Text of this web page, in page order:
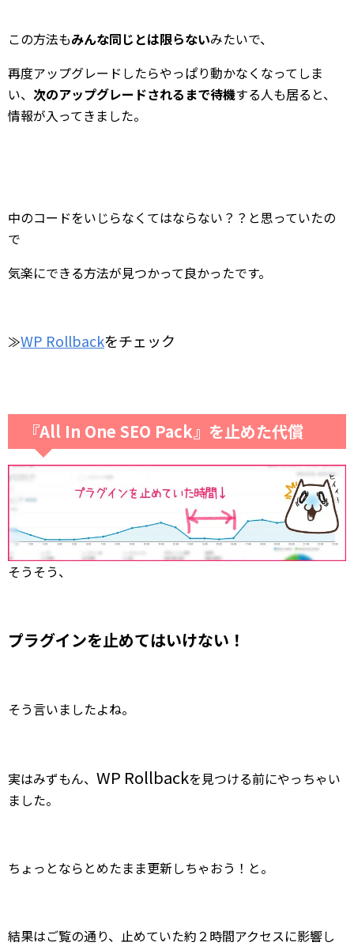
この方法もみんな同じとは限らないみたいで、
再度アップグレードしたらやっぱり動かなくなってしま
い、 次のアップグレードされるまで待機する人も居ると、
情報が入ってきました。
中のコードをいじらなくてはならない？？と思っていたの
で
気楽にできる方法が見つかって良かったです。
≫WP Rollbackをチェック
『All In One SEO Pack』を止めた代償
そうそう、
プラグインを止めてはいけない！
そう言いましたよね。
実はみずもん、 WP Rollbackを見つける前にやっちゃい
ました。
ちょっとならとめたまま更新しちゃおう！と。
結果はご覧の通り、止めていた約２時間アクセスに影響し